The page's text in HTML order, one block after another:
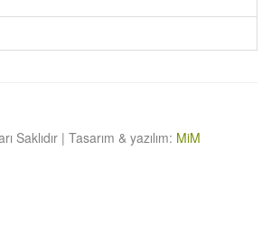
Saklıdır | Tasarım & yazılım: MiM